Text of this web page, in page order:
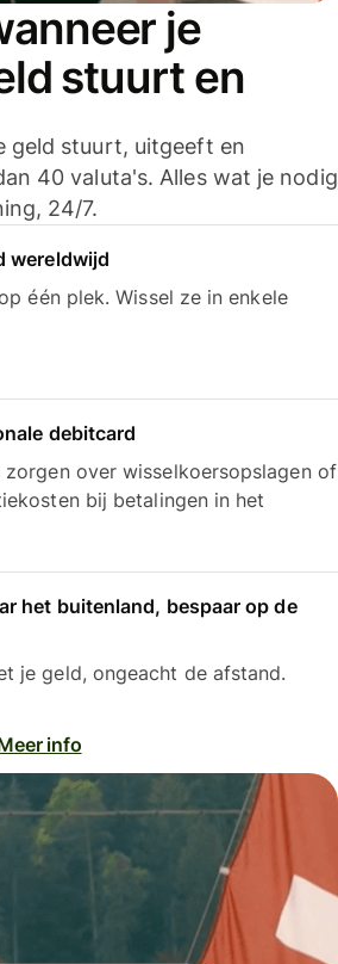
je
stuurt en
geld stuurt, uitgeeft en
40 valuta's. Alles wat je nodig
24/7.
wereldwijd
één plek. Wissel ze in enkele
debitcard
over wisselkoersopslagen of
bij betalingen in het
het buitenland, bespaar op de
je geld, ongeacht de afstand.
info